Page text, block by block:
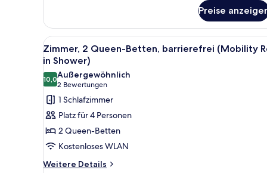
2 Queen-
Betten
Preise
Alle
Fotos
für
Zimmer,
2 Queen-
Betten,
barrierefrei
(Mobility
Roll
in
Ein Hotelzimmer mit zwei
5
Zimmer, 2 Queen-Betten, barrierefrei (Mobility
in Shower)
10,010,0 von 10
Außergewöhnlich
2 Bewertungen
(2
Bewertungen)
1 Schlafzimmer
Platz für 4 Personen
2 Queen-Betten
Kostenloses WLAN
Weitere Details
Weitere